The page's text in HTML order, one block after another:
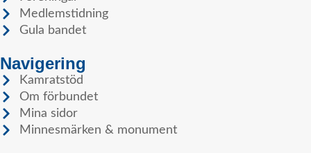
Medlemstidning
Gula bandet
Navigering
Kamratstöd
Om förbundet
Mina sidor
Minnesmärken & monument